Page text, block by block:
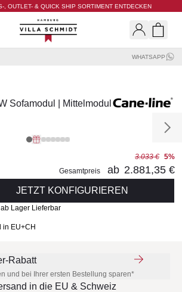
, OUTLET- & QUICK SHIP SORTIMENT ENTDECKEN
Villa Schmidt
WHATSAPP
Sofamodul | Mittelmodul
3.033 € 5%
Gesamtpreis
ab 2.881,35 €
JETZT KONFIGURIEREN
Lager Lieferbar
in EU+CH
Rabatt
und bei Ihrer ersten Bestellung sparen*
in die EU & Schweiz